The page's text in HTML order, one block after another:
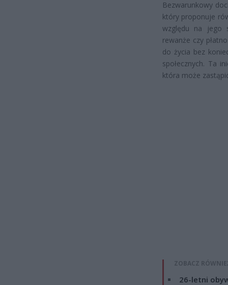
Bezwarunkowy
który proponuje
względu na jego
rewanże czy
do życia bez
społecznych. Ta
która może
ZOBACZ
26-letni